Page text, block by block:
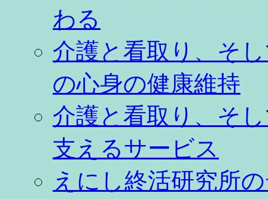
わる
介護と看取り、そ
の心身の健康維持
介護と看取り、そ
支えるサービス
えにし終活研究所